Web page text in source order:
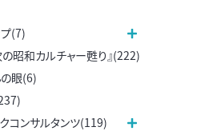
(7)
昭和カルチャー甦り』(222)
の眼(6)
コンサルタンツ(119)